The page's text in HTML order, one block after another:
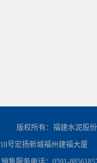
版权所有：福建水泥股
号宏扬新城福州建福大厦